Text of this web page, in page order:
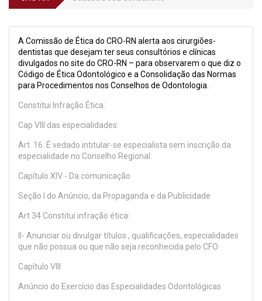
A Comissão de Ética do CRO-RN alerta aos cirurgiões-
dentistas que desejam ter seus consultórios e clínicas
divulgados no site do CRO-RN – para observarem o que diz o
Código de Ética Odontológico e a Consolidação das Normas
para Procedimentos nos Conselhos de Odontologia.
Constitui Infração Ética:
Cap VIII das especialidades:
Art. 16: É vedado intitular-se especialista sem inscrição da
especialidade no Conselho Regional.
Capítulo XIV - Da comunicação
Seção I do Anúncio, da Propaganda e da Publicidade
Art 34 Constitui infração ética:
II- Anunciar ou divulgar títulos , qualificações, especialidades
que não possua ou que não seja reconhecida pelo CFO.
Capítulo VIII
Anúncio do Exercício das Especialidades Odontológicas